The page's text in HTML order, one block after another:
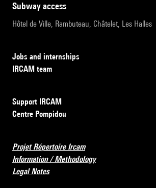
subway access
Hôtel de Ville, Rambuteau, Châtelet, Les Halles
Jobs and internships
IRCAM team
Support IRCAM
Centre Pompidou
Projet Répertoire Ircam
Information / Methodology
Legal Notes